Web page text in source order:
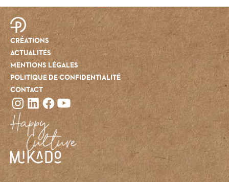
CRÉATIONS
ACTUALITÉS
MENTIONS LÉGALES
POLITIQUE DE CONFIDENTIALITÉ
CONTACT